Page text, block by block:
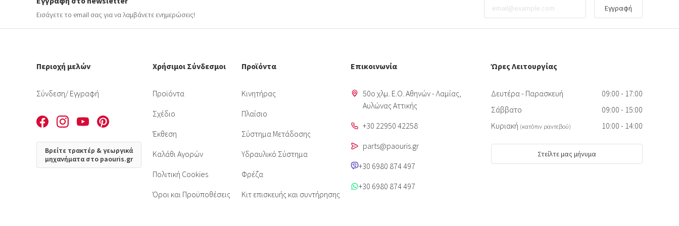
Εισάγετε το email σας για να λαμβάνετε ενημερώσεις!
Εγγραφή
Περιοχή μελών
Σύνδεση/ Εγγραφή
Βρείτε τρακτέρ & γεωργικά
μηχανήματα στο paouris.gr
Χρήσιμοι Σύνδεσμοι
Προϊόντα
Σχέδιο
Έκθεση
Καλάθι Αγορών
Πολιτική Cookies
Όροι και Προϋποθέσεις
Προϊόντα
Κινητήρας
Πλαίσιο
Σύστημα Μετάδοσης
Υδραυλικό Σύστημα
Φρέζα
Κιτ επισκευής και συντήρησης
Επικοινωνία
50o χλμ. Ε.Ο. Αθηνών - Λαμίας,
Aυλώνας Αττικής
+30 22950 42258
parts@paouris.gr
+30 6980 874 497
+30 6980 874 497
Ώρες Λειτουργίας
Δευτέρα - Παρασκευή
09:00 - 17:00
Σάββατο
09:00 - 15:00
Κυριακή (κατόπιν ραντεβού) 10:00 - 14:00
Στείλτε μας μήνυμα